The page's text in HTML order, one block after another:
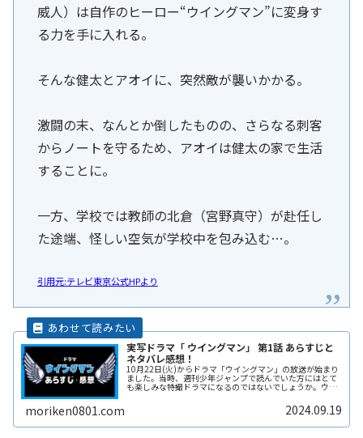
威人）は自作のヒーロー“ウイングマン”に変身す
る力を手に入れる。
そんな健太とアオイに、突然敵が襲いかかる。
激闘の末、なんとか倒したものの、さらなる刺客
からノートを守るため、アオイは健太の家で生活
することに。
一方、学校では教師の北倉（宮野真守）が赴任し
た途端、怪しい空気が学校中を包み込む…。
引用元:テレビ東京公式HPより
実写ドラマ「 ウイングマン」 第1話 あらすじと
ネタバレ感想！
10月22日(火)からドラマ「ウイングマン」の放送が始まり
ました。当時、週刊少年ジャンプで読んでいた方にはとて
も楽しみな特撮ドラマになるのではないでしょうか。ウイ
moriken0801.com 2024.09.19